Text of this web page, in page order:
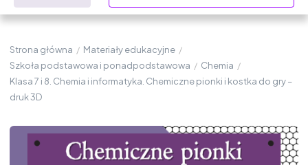
Strona główna / Materiały edukacyjne /
Szkoła podstawowa i ponadpodstawowa / Chemia /
Klasa 7 i 8. Chemia i informatyka. Chemiczne pionki i kostka do gry –
druk 3D